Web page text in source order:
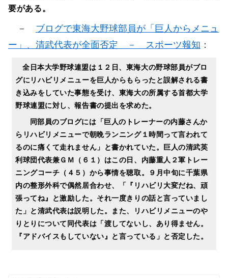
要がある。
－ ブログで東海大野球部員が「巨人からメニュ
ー」、清武代表が全面否定 － スポーツ報知 ：
全日本大学野球連盟は１２日、東海大の野球部員がブロ
グにリハビリメニューを巨人からもらったと誤解される書
き込みをしていた事態を受け、東海大の所属する首都大学
野球連盟に対し、報告書の提出を求めた。
同部員のブログには「巨人のトレーナーの内藤さんか
らリハビリメニューで朝晩ランニング１時間って言われて
るのに痛くて走れません」と書かれていた。巨人の清武英
利球団代表兼ＧＭ（６１）はこの日、内藤重人２軍トレー
ニングコーチ（４５）から事情を聴取。９月中旬に千葉県
内の整形外科で偶然居合わせ、「『リハビリ大変だね、頑
張ってね』と激励した。それ一度きりの話と言っていまし
た」と清武代表は説明した。また、リハビリメニューのや
りとりについて同代表は「渡してないし、あり得ません。
『アドバイスもしていない』と言っている」と否定した。